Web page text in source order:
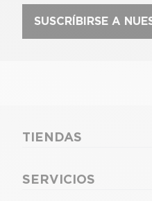
SUSCRÍBIRSE A
TIENDAS
SERVICIOS